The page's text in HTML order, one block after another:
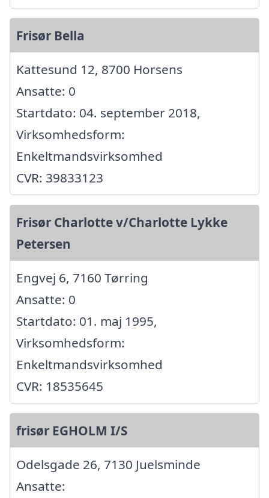
Frisør Bella
Kattesund 12, 8700 Horsens
Ansatte: 0
Startdato: 04. september 2018,
Virksomhedsform:
Enkeltmandsvirksomhed
CVR: 39833123
Frisør Charlotte v/Charlotte Lykke
Petersen
Engvej 6, 7160 Tørring
Ansatte: 0
Startdato: 01. maj 1995,
Virksomhedsform:
Enkeltmandsvirksomhed
CVR: 18535645
frisør EGHOLM I/S
Odelsgade 26, 7130 Juelsminde
Ansatte: